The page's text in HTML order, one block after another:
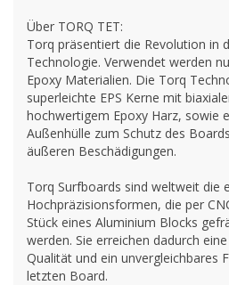
Über TORQ TET:
Torq präsentiert die Revolution in
Technologie. Verwendet werden
Epoxy Materialien. Die Torq
superleichte EPS Kerne mit
hochwertigem Epoxy Harz, sowie
Außenhülle zum Schutz des
äußeren Beschädigungen.
Torq Surfboards sind weltweit die
Hochpräzisionsformen, die per
Stück eines Aluminium Blocks
werden. Sie erreichen dadurch
Qualität und ein unvergleichbares
letzten Board.